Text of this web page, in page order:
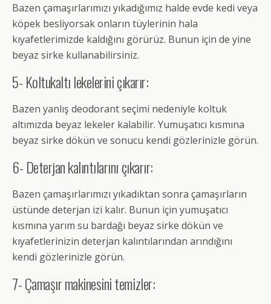
Bazen çamaşırlarımızı yıkadığımız halde evde kedi veya
köpek besliyorsak onların tüylerinin hala
kıyafetlerimizde kaldığını görürüz. Bunun için de yine
beyaz sirke kullanabilirsiniz.
5- Koltukaltı lekelerini çıkarır:
Bazen yanlış deodorant seçimi nedeniyle koltuk
altımızda beyaz lekeler kalabilir. Yumuşatıcı kısmına
beyaz sirke dökün ve sonucu kendi gözlerinizle görün.
6- Deterjan kalıntılarını çıkarır:
Bazen çamaşırlarımızı yıkadıktan sonra çamaşırların
üstünde deterjan izi kalır. Bunun için yumuşatıcı
kısmına yarım su bardağı beyaz sirke dökün ve
kıyafetlerinizin deterjan kalıntılarından arındığını
kendi gözlerinizle görün.
7- Çamaşır makinesini temizler: